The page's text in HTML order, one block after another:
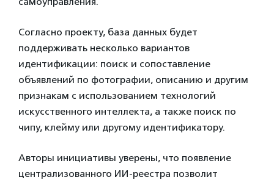
Согласно проекту, база данных будет
поддерживать несколько вариантов
идентификации: поиск и сопоставление
объявлений по фотографии, описанию и другим
признакам с использованием технологий
искусственного интеллекта, а также поиск по
чипу, клейму или другому идентификатору.
Авторы инициативы уверены, что появление
централизованного ИИ-реестра позволит